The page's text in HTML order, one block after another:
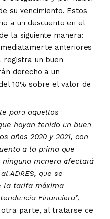
su vencimiento. Estos
a un descuento en el
la siguiente manera:
anteriores
registra un buen
derecho a un
10% sobre el valor de
para aquellos
hayan tenido un buen
años 2020 y 2021, con
a la prima que
ninguna manera afectará
ADRES, que se
la tarifa máxima
Financiera”,
otra parte, al tratarse de